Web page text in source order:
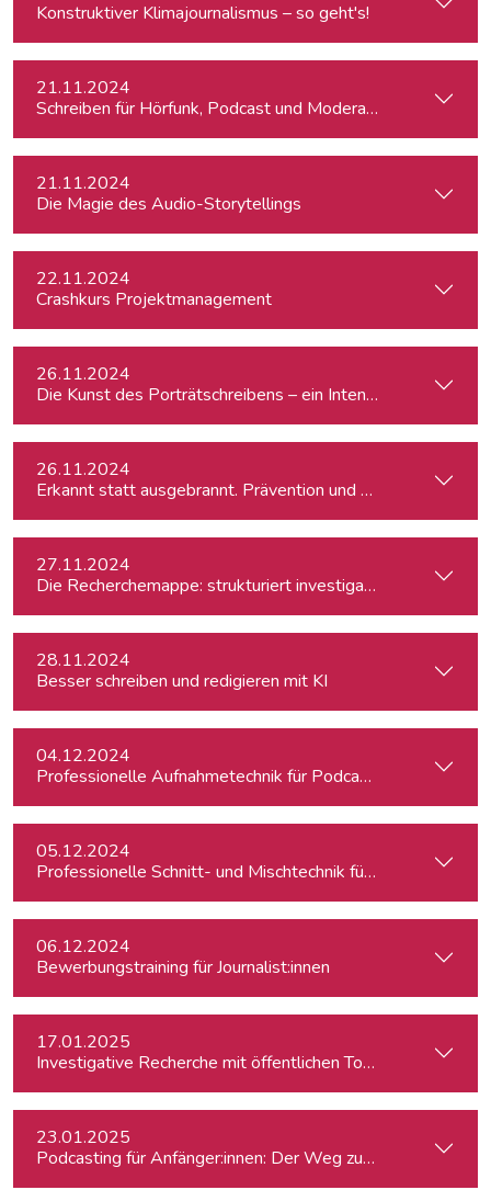
Konstruktiver Klimajournalismus – so geht's!
21.11.2024
Schreiben für Hörfunk, Podcast und Moderation
21.11.2024
Die Magie des Audio-Storytellings
22.11.2024
Crashkurs Projektmanagement
26.11.2024
Die Kunst des Porträtschreibens – ein Intensiv-Workshop
26.11.2024
Erkannt statt ausgebrannt. Prävention und Erste-Hilfe bei
27.11.2024
Die Recherchemappe: strukturiert investigativ arbeiten,
28.11.2024
Besser schreiben und redigieren mit KI
04.12.2024
Professionelle Aufnahmetechnik für Podcasts
05.12.2024
Professionelle Schnitt- und Mischtechnik für Podcasts
06.12.2024
Bewerbungstraining für Journalist:innen
17.01.2025
Investigative Recherche mit öffentlichen Tools – von
23.01.2025
Podcasting für Anfänger:innen: Der Weg zum eigenen